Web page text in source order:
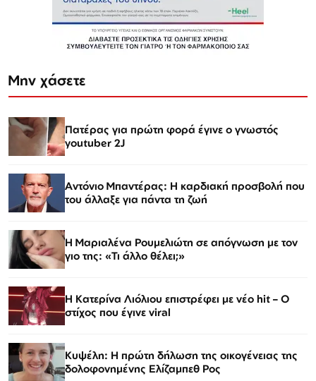
Μην χάσετε
Πατέρας για πρώτη φορά έγινε ο γνωστός
youtuber 2J
Αντόνιο Μπαντέρας: Η καρδιακή προσβολή που
του άλλαξε για πάντα τη ζωή
H Μαριαλένα Ρουμελιώτη σε απόγνωση με τον
γιο της: «Τι άλλο θέλει;»
Η Κατερίνα Λιόλιου επιστρέφει με νέο hit – Ο
στίχος που έγινε viral
Κυψέλη: Η πρώτη δήλωση της οικογένειας της
δολοφονημένης Ελίζαμπεθ Ρος